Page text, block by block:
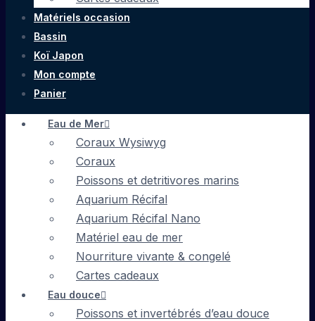
Matériels occasion
Bassin
Koï Japon
Mon compte
Panier
Eau de Mer
Coraux Wysiwyg
Coraux
Poissons et detritivores marins
Aquarium Récifal
Aquarium Récifal Nano
Matériel eau de mer
Nourriture vivante & congelé
Cartes cadeaux
Eau douce
Poissons et invertébrés d’eau douce